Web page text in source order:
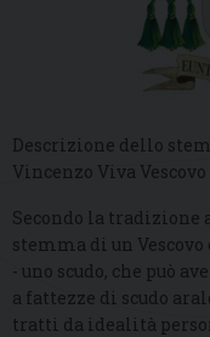
Descrizione dello
Vincenzo Viva
Secondo la tradizione
stemma di un
- uno scudo, che può
a fattezze di scudo
tratti da idealità